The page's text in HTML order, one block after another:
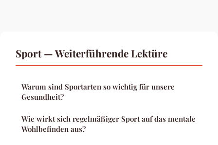
Sport — Weiterführende Lektüre
Warum sind Sportarten so wichtig für unsere
Gesundheit?
Wie wirkt sich regelmäßiger Sport auf das mentale
Wohlbefinden aus?